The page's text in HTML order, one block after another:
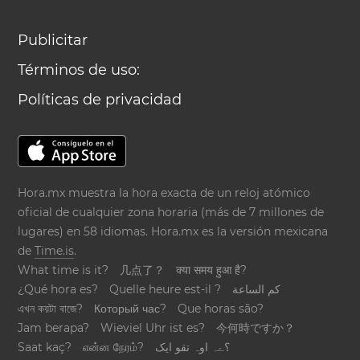
Publicitar
Términos de uso:
Políticas de privacidad
Hora.mx muestra la hora exacta de un reloj atómico
oficial de cualquier zona horaria (más de 7 millones de
lugares) en 58 idiomas. Hora.mx es la versión mexicana
deTime.is.
What time is it?
几点了？
क्या समय हुआ है?
¿Qué hora es?
Quelle heure est-il ?
كم الساعة
এখন কয়টা বাজে?
Который час?
Que horas são?
Jam berapa?
Wieviel Uhr ist es?
今何時ですか？
Saat kaç?
என்ன நேரம்?
؟ےہ اوہ تقو ایک